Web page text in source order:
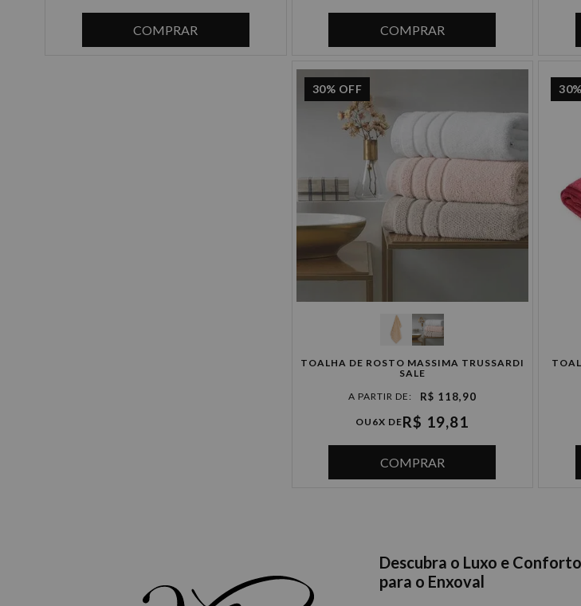
COMPRAR COMPRAR
30% OFF
TOALHA DE ROSTO MASSIMA TRUSSARDI
SALE
R$ 118,90
OU 6X DER$ 19,81
COMPRAR
30%
Descubra o Luxo e
para o Enxoval